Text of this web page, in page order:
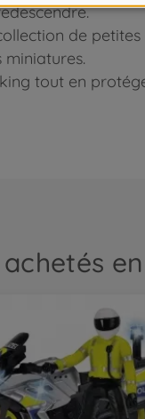
de
tout en